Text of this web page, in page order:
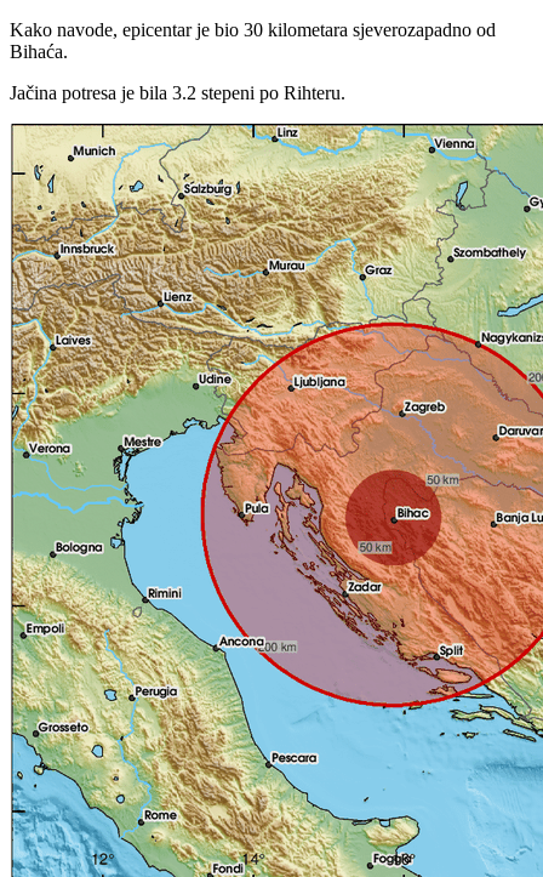
Kako navode, epicentar je bio 30 kilometara sjeverozapadno od
Bihaća.
Jačina potresa je bila 3.2 stepeni po Rihteru.